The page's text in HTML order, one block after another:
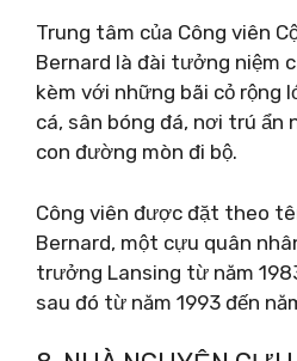
Trung tâm của Công viên
Bernard là đài tưởng niệm
kèm với những bãi cỏ rộng
cá, sân bóng đá, nơi trú ẩn
con đường mòn đi bộ.
Công viên được đặt theo
Bernard, một cựu quân
trưởng Lansing từ năm
sau đó từ năm 1993 đến